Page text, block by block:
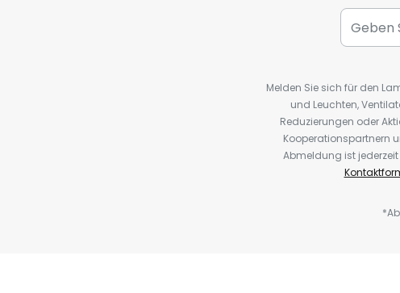
Melden Sie sich für den
und Leuchten,
Reduzierungen oder
Kooperationspartnern
Abmeldung ist